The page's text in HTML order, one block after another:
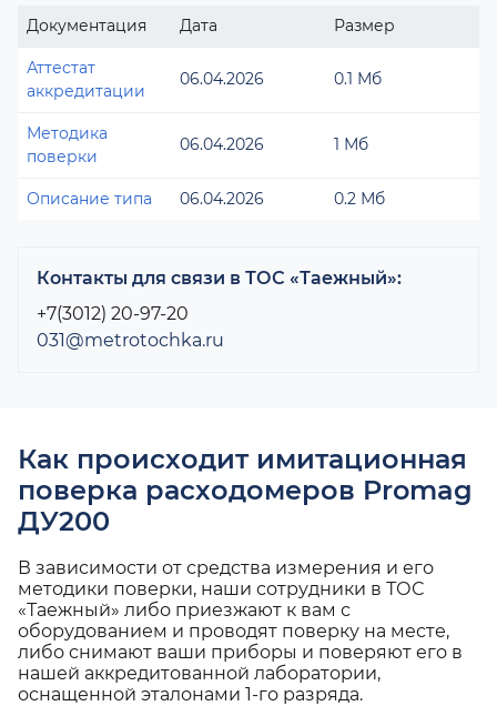
Документация Дата Размер
Аттестат
аккредитации
06.04.2026 0.1 Мб
Методика
поверки
06.04.2026 1 Мб
Описание типа 06.04.2026 0.2 Мб
Контакты для связи в ТОС «Таежный»:
+7(3012) 20-97-20
031@metrotochka.ru
Как происходит имитационная
поверка расходомеров Promag
ДУ200
В зависимости от средства измерения и его
методики поверки, наши сотрудники в ТОС
«Таежный» либо приезжают к вам с
оборудованием и проводят поверку на месте,
либо снимают ваши приборы и поверяют его в
нашей аккредитованной лаборатории,
оснащенной эталонами 1-го разряда.